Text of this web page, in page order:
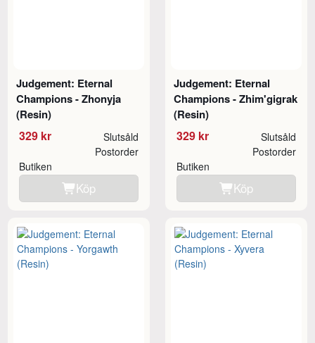
Judgement: Eternal
Champions - Zhonyja
(Resin)
329 kr Slutsåld
Butiken
Postorder
Köp
Judgement: Eternal
Champions - Zhim'gigrak
(Resin)
329 kr Slutsåld
Butiken
Postorder
Köp